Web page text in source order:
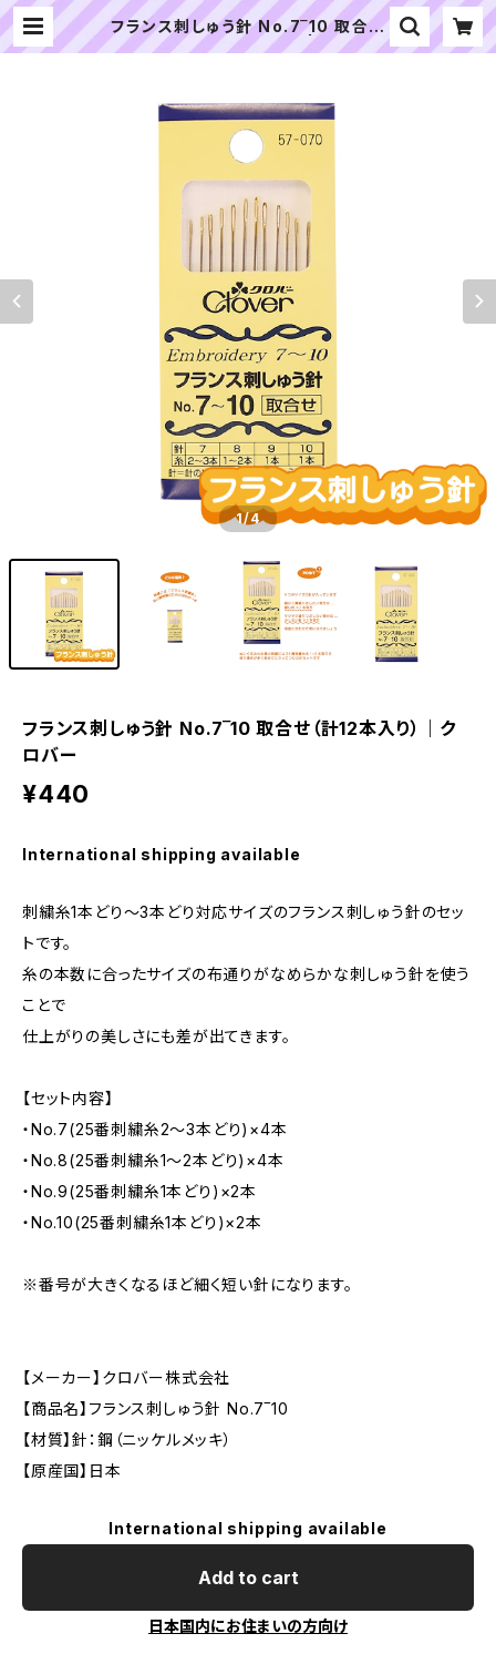
フランス刺しゅう針 No.7‾10 取合せ
（計12本入り）｜クロバー | ぬいぐる
1/4
フランス刺しゅう針 No.7‾10 取合せ（計12本入り）｜ク
ロバー
¥440
International shipping available
刺繍糸1本どり〜3本どり対応サイズのフランス刺しゅう針のセッ
トです。
糸の本数に合ったサイズの布通りがなめらかな刺しゅう針を使う
ことで
仕上がりの美しさにも差が出てきます。
【セット内容】
・No.7(25番刺繍糸2〜3本どり)×4本
・No.8(25番刺繍糸1〜2本どり)×4本
・No.9(25番刺繍糸1本どり)×2本
・No.10(25番刺繍糸1本どり)×2本
※番号が大きくなるほど細く短い針になります。
【メーカー】クロバー株式会社
【商品名】フランス刺しゅう針 No.7‾10
【材質】針：鋼（ニッケルメッキ）
【原産国】日本
International shipping available
Add to cart
日本国内にお住まいの方向け